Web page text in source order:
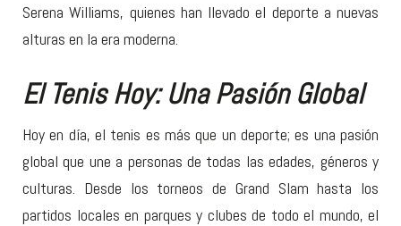
Serena Williams, quienes han llevado el deporte a nuevas
alturas en la era moderna.
El Tenis Hoy: Una Pasión Global
Hoy en día, el tenis es más que un deporte; es una pasión
global que une a personas de todas las edades, géneros y
culturas. Desde los torneos de Grand Slam hasta los
partidos locales en parques y clubes de todo el mundo, el